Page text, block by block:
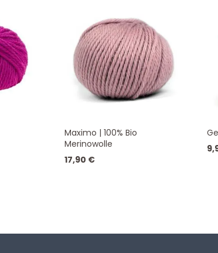
Maximo | 100% Bio
Merinowolle
17,90 €